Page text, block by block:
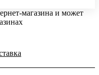
магазина и может